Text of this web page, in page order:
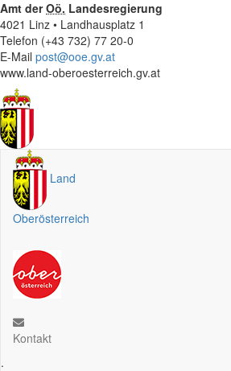
Amt derOö. Landesregierung
4021 Linz • Landhausplatz 1
Telefon (+43 732) 77 20-0
E-Mail post@ooe.gv.at
www.land-oberoesterreich.gv.at
Land
Oberösterreich
Kontakt
.